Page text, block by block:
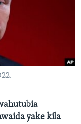
yake kila